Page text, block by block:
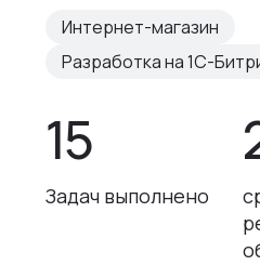
Интернет-магазин
Разработка на 1С-
15
Задач выполнено